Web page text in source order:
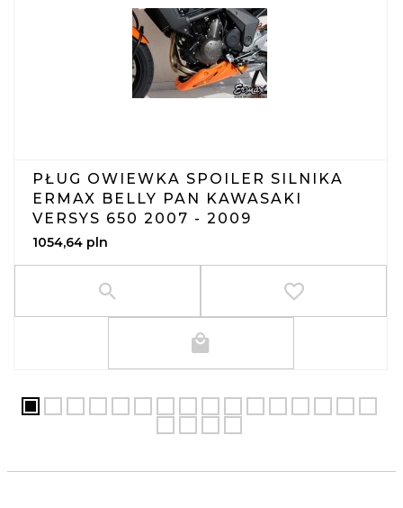
PŁUG OWIEWKA SPOILER SILNIKA
ERMAX BELLY PAN KAWASAKI
VERSYS 650 2007 - 2009
1054,64 pln